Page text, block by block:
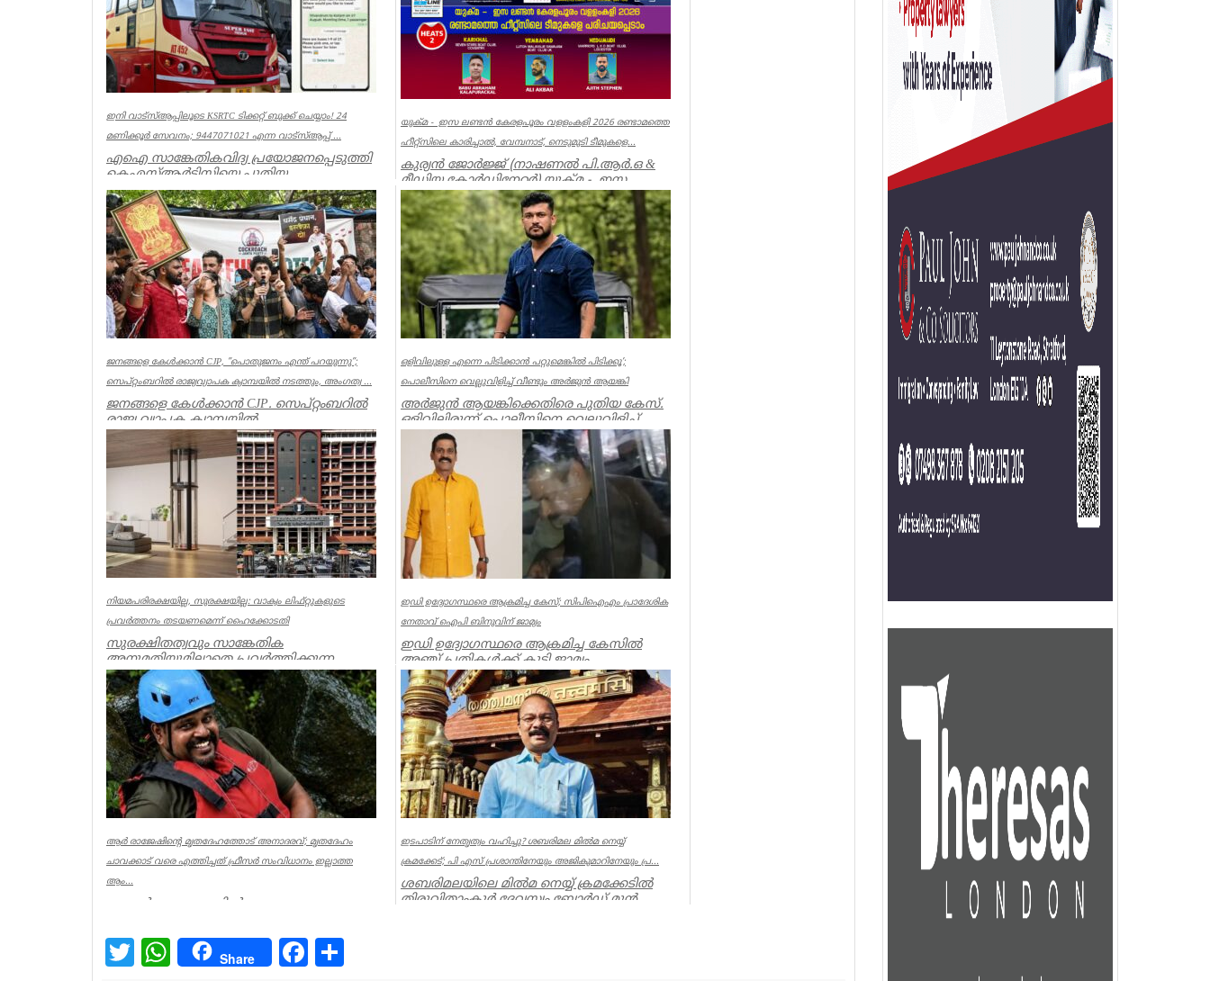
ഇനി വാട്‌സ്ആപ്പിലൂടെ KSRTC ടിക്കറ്റ് ബുക്ക് ചെയ്യാം! 24
മണിക്കൂർ സേവനം; 9447071021 എന്ന വാട്സ്ആപ്പ് ...
എഐ സാങ്കേതികവിദ്യ പ്രയോജനപ്പെടുത്തി
കെഎസ്ആർടിസിയെ പുതിയ
യുഗത്തിലേക്ക് നയിക്കുകയാണ് ലക്ഷ്യമെന്ന്
ഗതാ...
Kerala
യുക്മ - ഇസ ലണ്ടൻ കേരളപൂരം വളളംകളി 2026 രണ്ടാമത്തെ
ഹീറ്റ്സിലെ കാരിച്ചാൽ, വേമ്പനാട്, നെടുമുടി ടീമുകളെ...
കുര്യൻ ജോർജ്ജ് (നാഷണൽ പി.ആർ.ഒ &
മീഡിയ കോർഡിനേറ്റർ) യുക്മ - ഇസ
ലണ്ടൻ കേരളപൂരം വ...
Associations
ജനങ്ങളെ കേൾക്കാൻ CJP, ”പൊതുജനം എന്ത് പറയുന്നു”;
സെപ്റ്റംബറിൽ രാജ്യവ്യാപക ക്യാമ്പയിൽ നടത്തും, അംഗത്വ ...
ജനങ്ങളെ കേൾക്കാൻ CJP. സെപ്റ്റംബറിൽ
രാജ്യ വ്യാപക ക്യാമ്പയിൽ
നടത്തും.”പൊതുജനം എന്ത് പറയുന്നു” എന്ന
പേ...
ഒളിവിലുള്ള എന്നെ പിടിക്കാൻ പറ്റുമെങ്കിൽ പിടിക്കൂ’;
പൊലീസിനെ വെല്ലുവിളിച്ച് വീണ്ടും അർജുൻ ആയങ്കി
അർജുൻ ആയങ്കിക്കെതിരെ പുതിയ കേസ്.
ഒളിവിലിരുന്ന് പൊലീസിനെ വെല്ലുവിളിച്ച്
ഭീഷണിപ്പെടുത്തിയതിനാണ് കേസ്....
Kerala
നിയമപരിരക്ഷയില്ല, സുരക്ഷയില്ല: വാക്വം ലിഫ്റ്റുകളുടെ
പ്രവര്‍ത്തനം തടയണമെന്ന് ഹൈക്കോടതി
സുരക്ഷിതത്വവും സാങ്കേതിക
അനുമതിയുമില്ലാതെ പ്രവര്‍ത്തിക്കുന്ന
അനധികൃത വാക്വം ലിഫ്റ്റുകളുടെ പ്രവര്‍ത്...
Kerala
ഇഡി ഉദ്യോഗസ്ഥരെ ആക്രമിച്ച കേസ്; സിപിഐഎം പ്രാദേശിക
നേതാവ് ഐപി ബിനുവിന് ജാമ്യം
ഇഡി ഉദ്യോഗസ്ഥരെ ആക്രമിച്ച കേസില്‍
അഞ്ച് പ്രതികള്‍ക്ക് കൂടി ജാമ്യം.
സിപിഐഎം നേതാവ് ഐപി ബിനു ഉള്‍പ്പട...
Kerala
ആര്‍ രാജേഷിന്റെ മൃതദേഹത്തോട് അനാദരവ്; മൃതദേഹം
ചാവക്കാട് വരെ എത്തിച്ചത് ഫ്രീസര്‍ സംവിധാനം ഇല്ലാത്ത
ആം...
കണ്ണൂര്‍ ചെറുപുഴയില്‍
നീന്തല്‍ പരിശീലകന്‍ ആര്‍ രാജേഷിന്റെ മ...
Latest News
ഇടപാടിന് നേതൃത്വം വഹിച്ചു? ശബരിമല മില്‍മ നെയ്യ്
ക്രമക്കേട്; പി എസ് പ്രശാന്തിനേയും അജികുമാറിനേയും പ്ര...
ശബരിമലയിലെ മില്‍മ നെയ്യ് ക്രമക്കേടില്‍
തിരുവിതാംകൂര്‍ ദേവസ്വം ബോര്‍ഡ് മുന്‍
Twitter WhatsAppShare Facebook